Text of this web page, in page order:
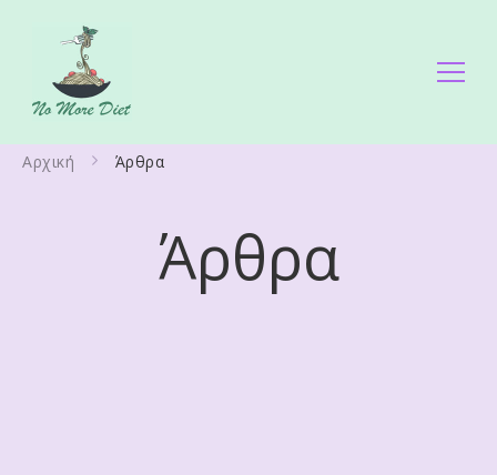
No More Diet
Αρχική Άρθρα
Άρθρα